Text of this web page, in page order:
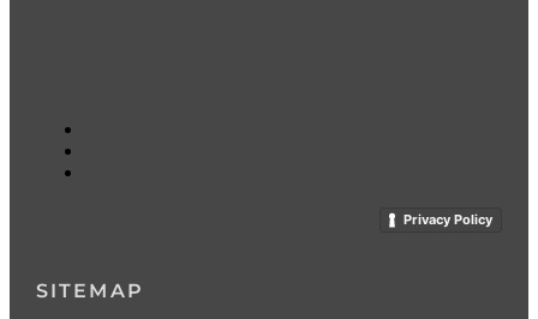
Privacy Policy
SITEMAP